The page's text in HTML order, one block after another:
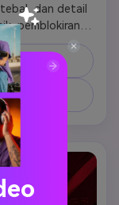
dan detail
pemblokiran
yang
warni yang